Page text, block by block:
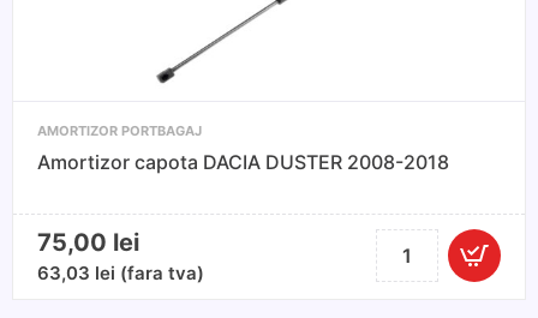
AMORTIZOR PORTBAGAJ
Amortizor capota DACIA DUSTER 2008-2018
75,00 lei
63,03 lei (fara tva)
Cantitate
Amortizor